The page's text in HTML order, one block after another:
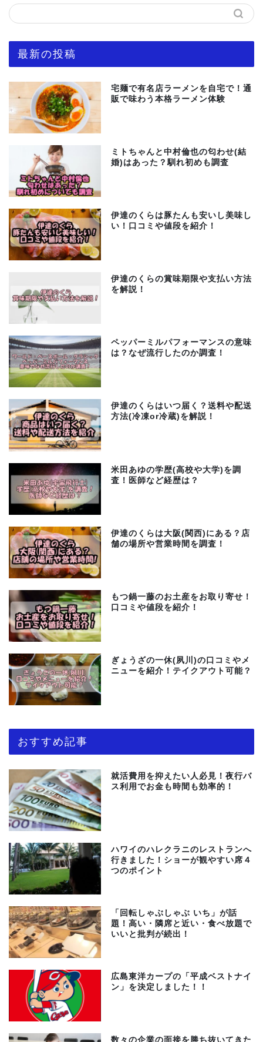
最新の投稿
宅麺で有名店ラーメンを自宅で！通
販で味わう本格ラーメン体験
ミトちゃんと中村倫也の匂わせ(結
婚)はあった？馴れ初めも調査
伊達のくらは豚たんも安いし美味し
い！口コミや値段を紹介！
伊達のくらの賞味期限や支払い方法
を解説！
ペッパーミルパフォーマンスの意味
は？なぜ流行したのか調査！
伊達のくらはいつ届く？送料や配送
方法(冷凍or冷蔵)を解説！
米田あゆの学歴(高校や大学)を調
査！医師など経歴は？
伊達のくらは大阪(関西)にある？店
舗の場所や営業時間を調査！
もつ鍋一藤のお土産をお取り寄せ！
口コミや値段を紹介！
ぎょうざの一休(夙川)の口コミやメ
ニューを紹介！テイクアウト可能？
おすすめ記事
就活費用を抑えたい人必見！夜行バ
ス利用でお金も時間も効率的！
ハワイのハレクラニのレストランへ
行きました！ショーが観やすい席４
つのポイント
「回転しゃぶしゃぶ いち」が話
題！高い・隣席と近い・食べ放題で
いいと批判が続出！
広島東洋カープの「平成ベストナイ
ン」を決定しました！！
数々の企業の面接を勝ち抜いてきた